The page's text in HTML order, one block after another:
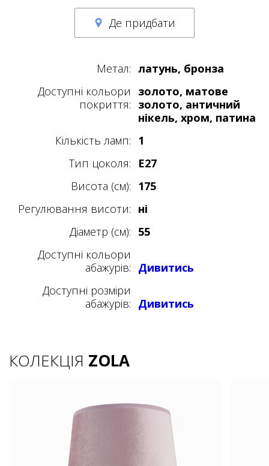
Де придбати
Метал: латунь, бронза
Доступні кольори
покриття:
золото, матове
золото, античний
нікель, хром, патина
Кількість ламп: 1
Тип цоколя:
E27
Висота (см): 175
Регулювання висоти: ні
Діаметр (см): 55
Доступні кольори
абажурів: Дивитись
Доступні розміри
абажурів: Дивитись
КОЛЕКЦІЯ ZOLA